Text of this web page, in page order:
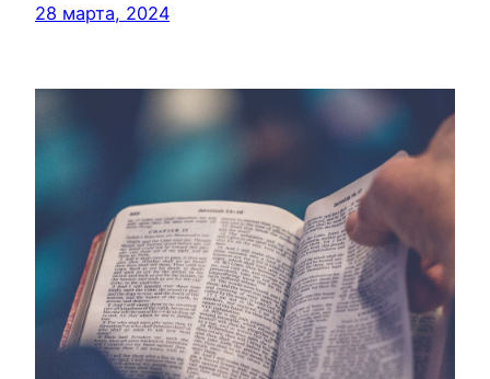
28 марта, 2024